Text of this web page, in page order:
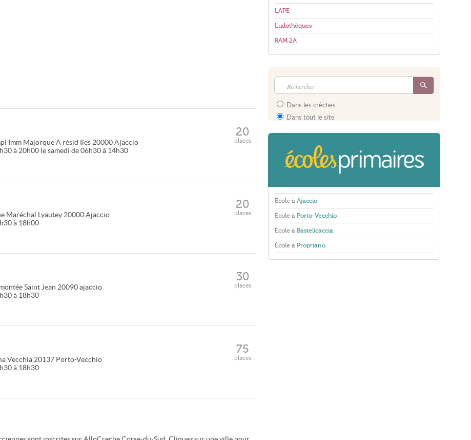
Imm Majorque A résid Iles 20000 Ajaccio
à 20h00 le samedi de 06h30 à 14h30
20
places
Maréchal Lyautey 20000 Ajaccio
à 18h00
20
places
Saint Jean 20090 ajaccio
à 18h30
30
places
Vecchia 20137 Porto-Vecchio
à 18h30
75
places
LAPE
Ludothèques
RAM 2A
Dans les crèches
Dans tout le site
École à Ajaccio
École à Porto-Vecchio
École à Bastelicaccia
École à Propriano